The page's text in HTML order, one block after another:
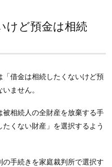
けど預金は相続
借金は相続したくないけど預
ません。
被相続人の全財産を放棄する手
くない財産」を選択するよう
の手続きを家庭裁判所で選択す